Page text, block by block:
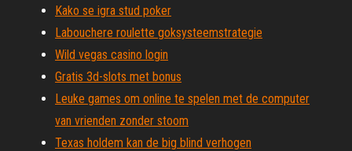
Kako se igra stud poker
Labouchere roulette goksysteemstrategie
Wild vegas casino login
Gratis 3d-slots met bonus
Leuke games om online te spelen met de computer
van vrienden zonder stoom
Texas holdem kan de big blind verhogen